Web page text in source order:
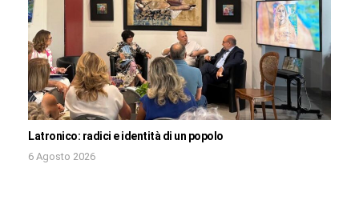
Latronico: radici e identità di un popolo
6 Agosto 2026